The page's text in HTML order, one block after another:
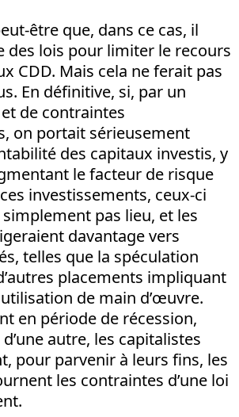
être que, dans ce cas, il
des lois pour limiter le recours
CDD. Mais cela ne ferait pas
En définitive, si, par un
de contraintes
on portait sérieusement
des capitaux investis, y
le facteur de risque
investissements, ceux-ci
pas lieu, et les
davantage vers
telles que la spéculation
placements impliquant
de main d’œuvre.
en période de récession,
autre, les capitalistes
pour parvenir à leurs fins, les
les contraintes d’une loi